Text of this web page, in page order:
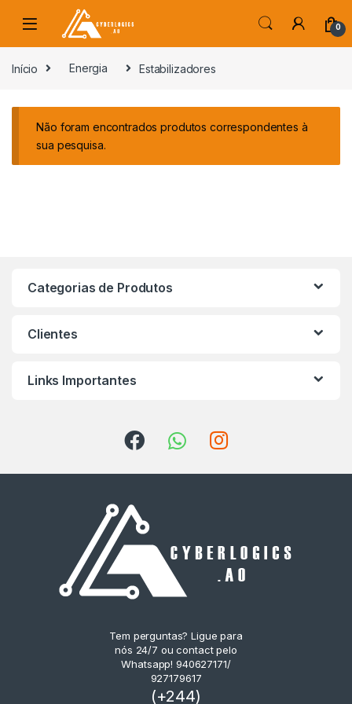
Skip to navigation
0
Início Energia Estabilizadores
Não foram encontrados produtos correspondentes à
sua pesquisa.
Categorias de Produtos
Clientes
Links Importantes
Tem perguntas? Ligue para
nós 24/7 ou contact pelo
Whatsapp! 940627171/
927179617
(+244)